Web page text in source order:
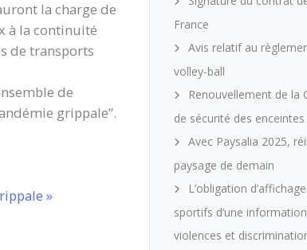
la charge de
à la continuité
de transports
de
grippale’’.
»
France
Avis relatif au
volley-ball
Renouvellement de la
de sécurité des
Avec Paysalia 2025,
paysage de demain
L’obligation
sportifs d’une
violences et